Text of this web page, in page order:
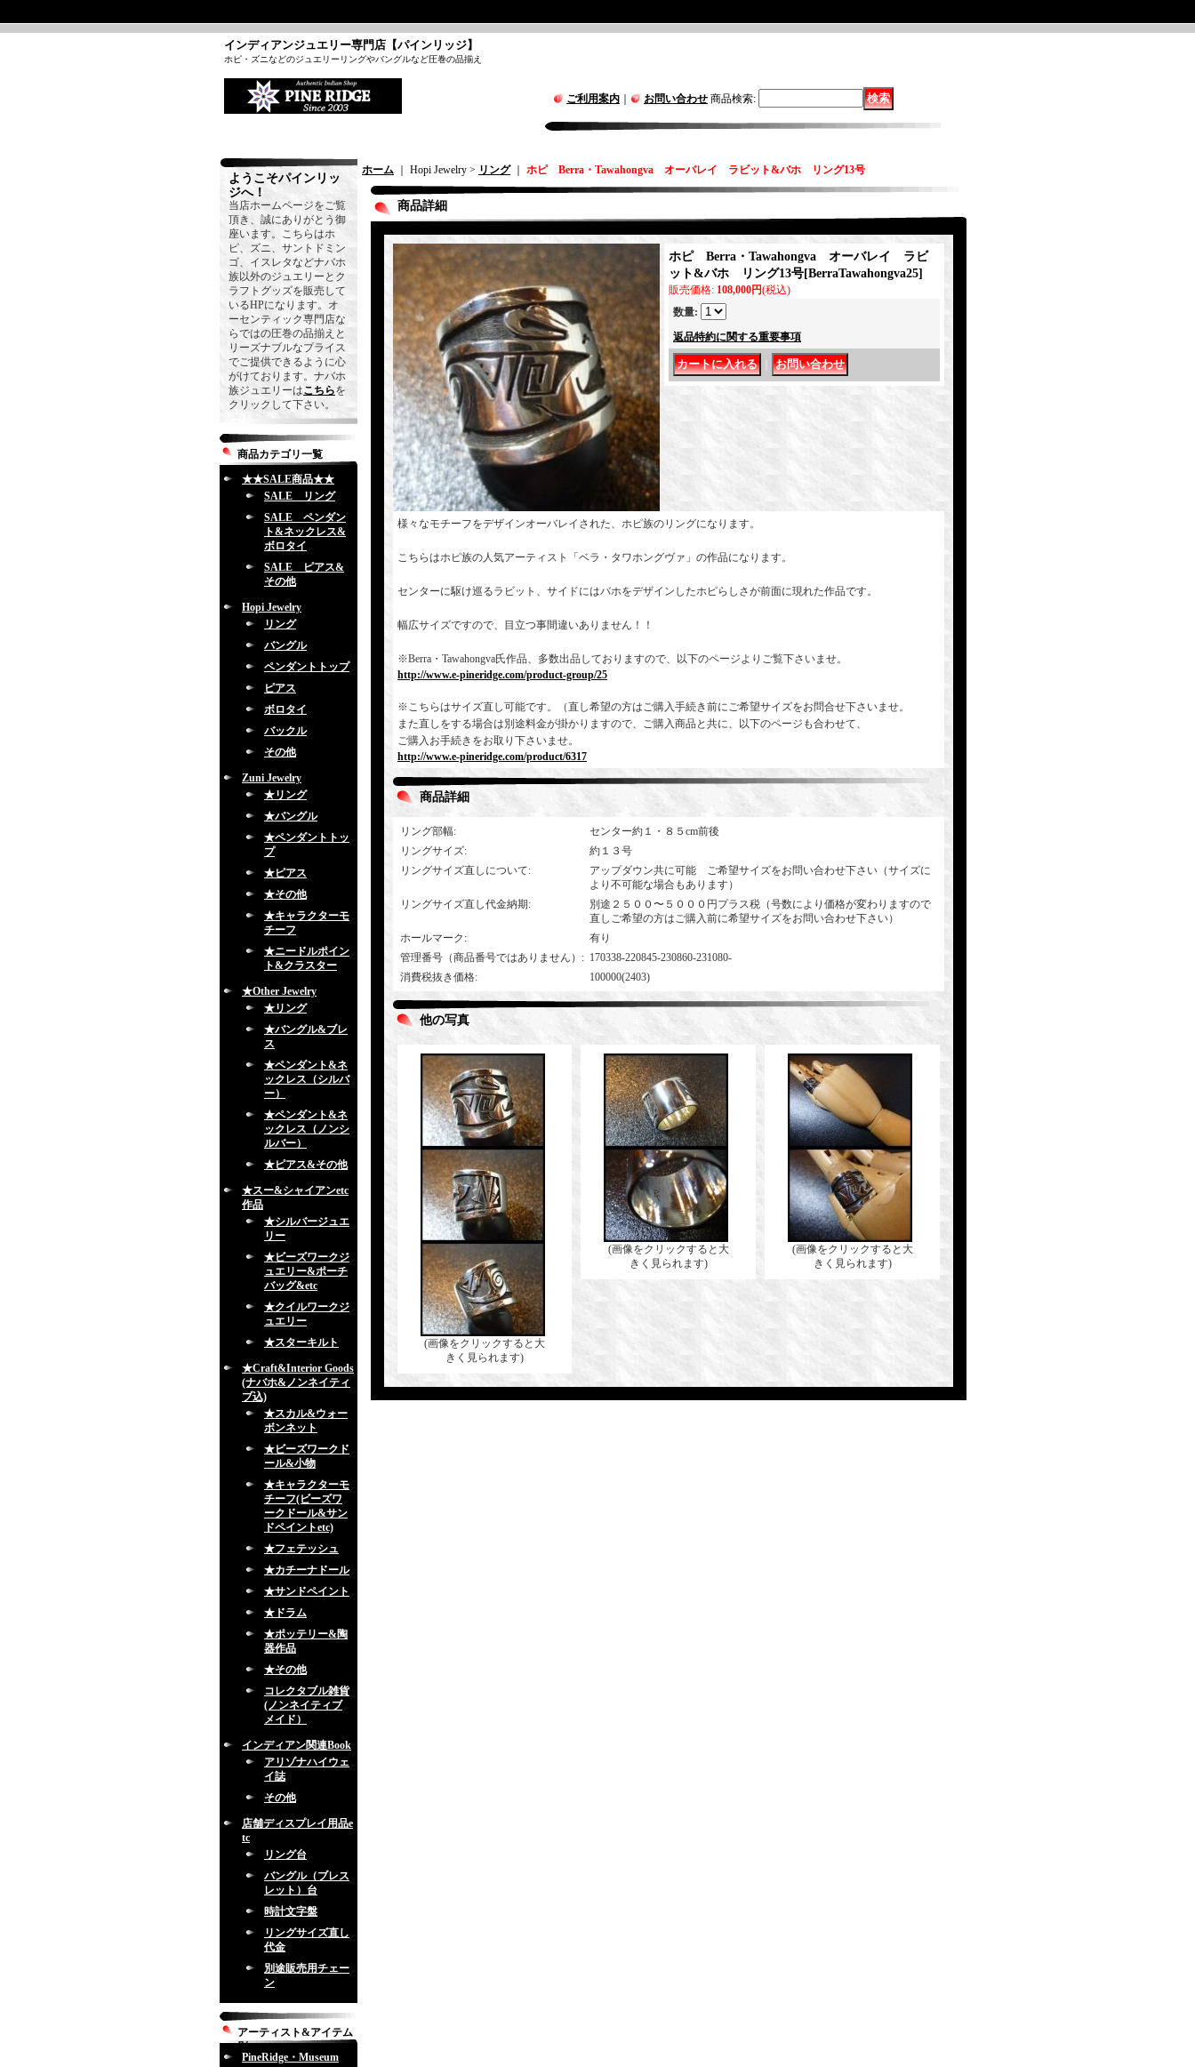
インディアンジュエリー専門店【パインリッジ】
ホピ・ズニなどのジュエリーリングやバングルなど圧巻の品揃え
ご利用案内 お問い合わせ 商品検索:
ようこそパインリッ
ジへ！
当店ホームページをご覧
頂き、誠にありがとう御
座います。こちらはホ
ピ、ズニ、サントドミン
ゴ、イスレタなどナバホ
族以外のジュエリーとク
ラフトグッズを販売して
いるHPになります。オ
ーセンティック専門店な
らではの圧巻の品揃えと
リーズナブルなプライス
でご提供できるように心
がけております。ナバホ
族ジュエリーはこちらを
クリックして下さい。
商品カテゴリ一覧
★★SALE商品★★
SALE リング
SALE ペンダン
ト&ネックレス&
ボロタイ
SALE ピアス&
その他
Hopi Jewelry
リング
バングル
ペンダントトップ
ピアス
ボロタイ
バックル
その他
Zuni Jewelry
★リング
★バングル
★ペンダントトッ
プ
★ピアス
★その他
★キャラクターモ
チーフ
★ニードルポイン
ト&クラスター
★Other Jewelry
★リング
★バングル&ブレ
ス
★ペンダント&ネ
ックレス（シルバ
ー）
★ペンダント&ネ
ックレス（ノンシ
ルバー）
★ピアス&その他
★スー&シャイアンetc
作品
★シルバージュエ
リー
★ビーズワークジ
ュエリー&ポーチ
バッグ&etc
★クイルワークジ
ュエリー
★スターキルト
★Craft&Interior Goods
(ナバホ&ノンネイティ
ブ込)
★スカル&ウォー
ボンネット
★ビーズワークド
ール&小物
★キャラクターモ
チーフ(ビーズワ
ークドール&サン
ドペイントetc)
★フェテッシュ
★カチーナドール
★サンドペイント
★ドラム
★ポッテリー&陶
器作品
★その他
コレクタブル雑貨
(ノンネイティブ
メイド）
インディアン関連Book
アリゾナハイウェ
イ誌
その他
店舗ディスプレイ用品e
tc
リング台
バングル（ブレス
レット）台
時計文字盤
リングサイズ直し
代金
別途販売用チェー
ン
アーティスト&アイテム
別
PineRidge・Museum
ホーム ｜ Hopi Jewelry > リング｜ ホピ Berra・Tawahongva オーバレイ ラビット&バホ リング13号
商品詳細
ホピ Berra・Tawahongva オーバレイ ラビ
ット&バホ リング13号[BerraTawahongva25]
販売価格: 108,000円(税込)
数量:
返品特約に関する重要事項
様々なモチーフをデザインオーバレイされた、ホピ族のリングになります。
こちらはホピ族の人気アーティスト「ベラ・タワホングヴァ」の作品になります。
センターに駆け巡るラビット、サイドにはバホをデザインしたホピらしさが前面に現れた作品です。
幅広サイズですので、目立つ事間違いありません！！
※Berra・Tawahongva氏作品、多数出品しておりますので、以下のページよりご覧下さいませ。
http://www.e-pineridge.com/product-group/25
※こちらはサイズ直し可能です。（直し希望の方はご購入手続き前にご希望サイズをお問合せ下さいませ。
また直しをする場合は別途料金が掛かりますので、ご購入商品と共に、以下のページも合わせて、
ご購入お手続きをお取り下さいませ。
http://www.e-pineridge.com/product/6317
商品詳細
リング部幅:
センター約１・８５cm前後
リングサイズ:
約１３号
リングサイズ直しについて:
アップダウン共に可能 ご希望サイズをお問い合わせ下さい（サイズに
より不可能な場合もあります）
リングサイズ直し代金納期:
別途２５００〜５０００円プラス税（号数により価格が変わりますので
直しご希望の方はご購入前に希望サイズをお問い合わせ下さい）
ホールマーク :
有り
管理番号（商品番号ではありません） : 170338-220845-230860-231080-
消費税抜き価格: 100000(2403)
他の写真
(画像をクリックすると大
きく見られます)
(画像をクリックすると大
きく見られます)
(画像をクリックすると大
きく見られます)